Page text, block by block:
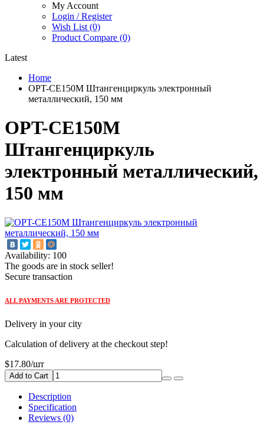
My Account
Login / Register
Wish List (0)
Product Compare (0)
Latest
Home
OPT-CE150M Штангенциркуль электронный
металлический, 150 мм
OPT-CE150M
Штангенциркуль
электронный металлический,
150 мм
Availability: 100
The goods are in stock seller!
Secure transaction
ALL PAYMENTS ARE PROTECTED
Delivery in your city
Calculation of delivery at the checkout step!
$17.80/шт
Add to Cart
Description
Specification
Reviews (0)